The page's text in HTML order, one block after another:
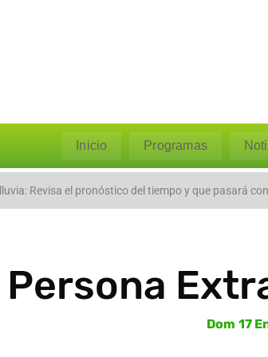
Inicio Programas
Revisa el pronóstico del tiempo y que pasará con
a familias por aumento del caudal del río Polpaico ant
Persona
Dom 17